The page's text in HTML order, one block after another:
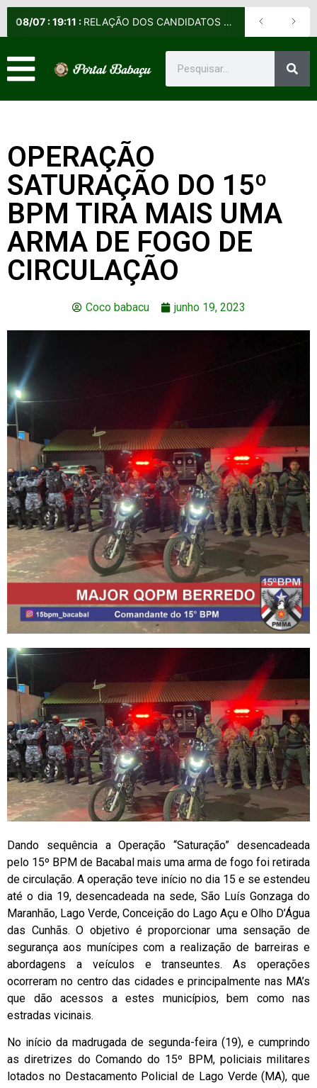
08/07 :19:11 : RELAÇÃO DOS CANDIDATOS SELECIONADOS E NÃO SELECIONADOS PARA A FASE PRESENCIAL DOS CURSOS DE APERFEIÇOAMENTO DE PRAÇAS (CAP) E DE FORMAÇÃO DE SARGENTOS (CFS) – EDITAL Nº 09/2026-DE
OPERAÇÃO
SATURAÇÃO DO 15º
BPM TIRA MAIS UMA
ARMA DE FOGO DE
CIRCULAÇÃO
Coco babacu junho 19, 2023
Dando sequência a Operação “Saturação” desencadeada
pelo 15º BPM de Bacabal mais uma arma de fogo foi retirada
de circulação. A operação teve início no dia 15 e se estendeu
até o dia 19, desencadeada na sede, São Luís Gonzaga do
Maranhão, Lago Verde, Conceição do Lago Açu e Olho D’Água
das Cunhãs. O objetivo é proporcionar uma sensação de
segurança aos munícipes com a realização de barreiras e
abordagens a veículos e transeuntes. As operações
ocorreram no centro das cidades e principalmente nas MA’s
que dão acessos a estes municípios, bem como nas
estradas vicinais.
No início da madrugada de segunda-feira (19), e cumprindo
as diretrizes do Comando do 15º BPM, policiais militares
lotados no Destacamento Policial de Lago Verde (MA), que